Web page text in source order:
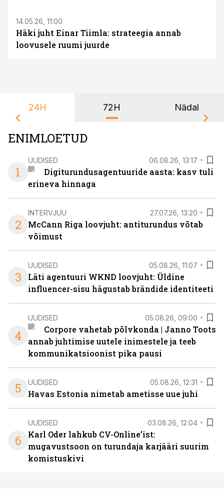
14.05.26, 11:00
Häki juht Einar Tiimla: strateegia annab
loovusele ruumi juurde
24H 72H Nädal
ENIMLOETUD
1
UUDISED 06.08.26, 13:17
Digiturundusagentuuride aasta: kasv tuli
erineva hinnaga
2
INTERVJUU 27.07.26, 13:20
McCann Riga loovjuht: antiturundus võtab
võimust
3
UUDISED 05.08.26, 11:07
Läti agentuuri WKND loovjuht: Üldine
influencer-sisu hägustab brändide identiteeti
4
UUDISED 05.08.26, 09:00
Corpore vahetab põlvkonda | Janno Toots
annab juhtimise uutele inimestele ja teeb
kommunikatsioonist pika pausi
5 UUDISED 05.08.26, 12:31
Havas Estonia nimetab ametisse uue juhi
6
UUDISED 03.08.26, 12:04
Karl Oder lahkub CV-Online’ist:
mugavustsoon on turundaja karjääri suurim
komistuskivi